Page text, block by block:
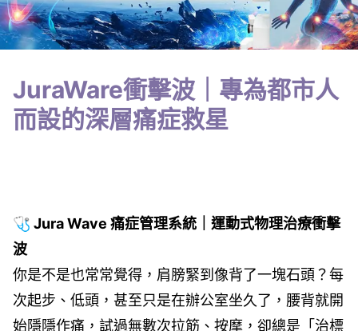
JuraWare衝擊波｜專為都市人
而設的深層痛症救星
🩺 Jura Wave 痛症管理系統｜運動式物理治療衝擊
波
你是不是也常常覺得，肩膀緊到像背了一塊石頭？每
次起步、低頭，甚至只是在辦公室坐久了，腰背就開
始隱隱作痛，試過無數次拉筋、按摩，卻總是「治標